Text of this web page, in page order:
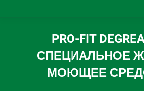
PRO-FIT
СПЕЦИАЛЬНОЕ
МОЮЩЕЕ
Вы